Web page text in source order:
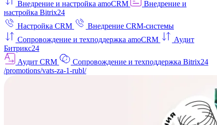
Внедрение и настройка amoCRM
Внедрение и
настройка Bitrix24
Настройка CRM
Внедрение CRM-системы
Сопровождение и техподдержка amoCRM
Аудит
Битрикс24
Аудит CRM
Сопровождение и техподдержка Bitrix24
/promotions/vats-za-1-rubl/